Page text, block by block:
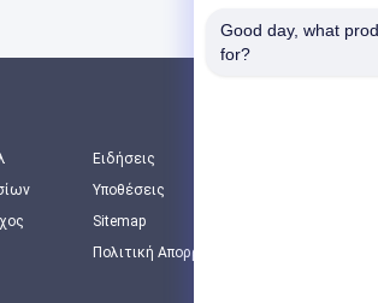
Ειδήσεις
Υποθέσεις
Sitemap
Πολιτική Απορρήτου
Good day, what
for?